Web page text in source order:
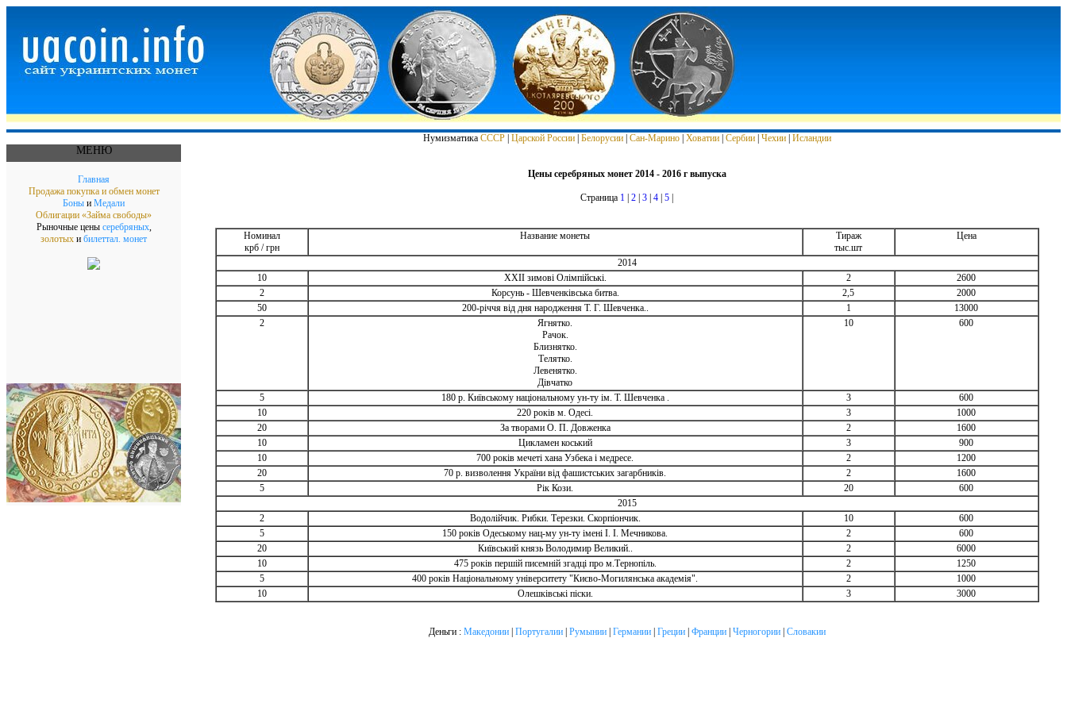
МЕНЮ
Главная
Продажа покупка и обмен монет
Боны и Медали
Облигации «Займа свободы»
Рыночные цены серебряных,
золотых и билеттал. монет
Нумизматика СССР| Царской России| Белорусии| Сан-Марино| Ховатии| Сербии| Чехии| Исландии
Цены серебряных монет 2014 - 2016 г выпуска
Страница 1 2 3 4 5
Номинал
крб / грн
Название монеты
Тираж
тыс.шт
Цена
2014
10
XXII зимові Олімпійські. 2
2600
2
Корсунь - Шевченківська битва. 2,5
2000
50
200-річчя від дня народження Т. Г. Шевченка.. 1
13000
2
Ягнятко.
Рачок.
Близнятко.
Телятко.
Левенятко.
Дівчатко
10 600
5 180 р. Київському національному ун-ту ім. Т. Шевченка . 3
600
10
220 років м. Одесі. 3
1000
20
За творами О. П. Довженка 2
1600
10
Цикламен коський 3
900
10
700 років мечеті хана Узбека і медресе. 2
1200
20
70 р. визволення України від фашистських загарбників. 2
1600
5
Рік Кози. 20
600
2015
2
Водолійчик. Рибки. Терезки. Скорпіончик. 10
600
5
150 років Одеському нац-му ун-ту імені І. І. Мечникова. 2
600
20
Київський князь Володимир Великий.. 2
6000
10
475 років першій писемній згадці про м.Тернопіль. 2
1250
5
400 років Національному університету "Києво-Могилянська академія". 2
1000
10
Олешківські піски. 3 3000
Деньги : Македонии| Португалии| Румынии| Германии| Греции| Франции| Черногории| Словакии